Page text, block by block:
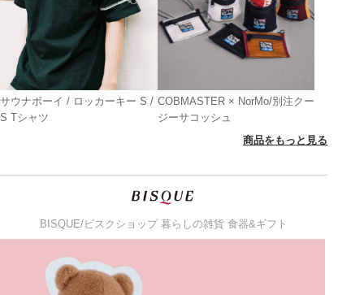
サウナボーイ / ロッカーキー S /
S Tシャツ
COBMASTER × NorMo/別注クー
ジーサコッシュ
商品をもっと見る
BISQUE/ビスクショップ 暮らしの雑貨 食器&ギフト